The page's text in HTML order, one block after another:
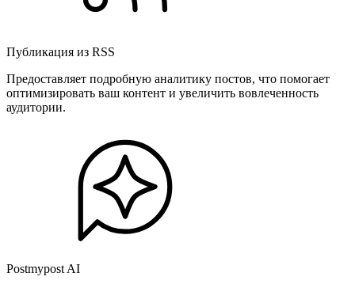
Публикация из RSS
Предоставляет подробную аналитику постов, что помогает
оптимизировать ваш контент и увеличить вовлеченность
аудитории.
Postmypost AI